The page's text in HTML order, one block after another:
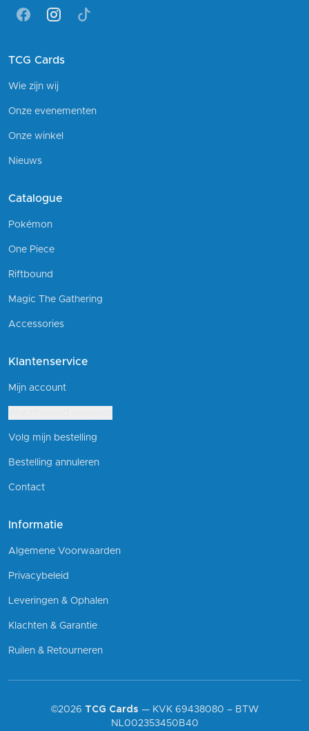
FacebookInstagram
Tiktok
TCG Cards
Wie zijn wij
Onze evenementen
Onze winkel
Nieuws
Catalogue
Pokémon
One Piece
Riftbound
Magic The Gathering
Accessories
Klantenservice
Mijn account
Volg mijn bestelling
Bestelling annuleren
Contact
Informatie
Algemene Voorwaarden
Privacybeleid
Leveringen & Ophalen
Klachten & Garantie
Ruilen & Retourneren
©2026 TCG Cards — KVK 69438080 – BTW
NL002353450B40